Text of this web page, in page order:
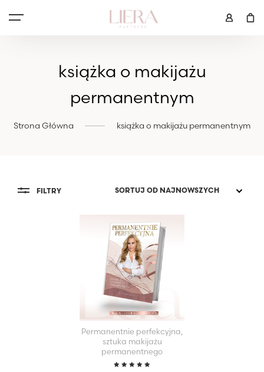
książka o makijażu
permanentnym
Strona Główna książka o makijażu permanentnym
FILTRY
Permanentnie perfekcyjna,
sztuka makijażu
permanentnego